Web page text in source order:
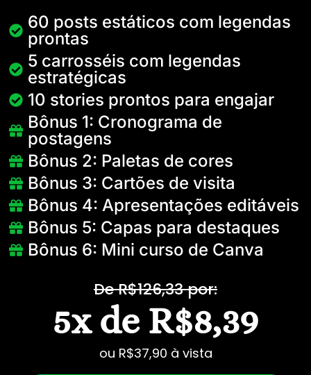
60 posts estáticos com legendas
prontas
5 carrosséis com legendas
estratégicas
10 stories prontos para engajar
Bônus 1: Cronograma de
postagens
Bônus 2: Paletas de cores
Bônus 3: Cartões de visita
Bônus 4: Apresentações editáveis
Bônus 5: Capas para destaques
Bônus 6: Mini curso de Canva
De R$126,33 por:
5x de R$8,39
ou R$37,90 à vista